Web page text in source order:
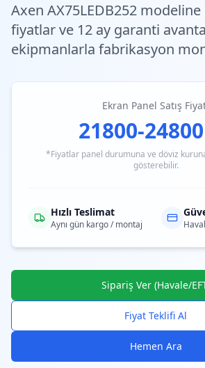
Axen AX75LEDB252 modeline
fiyatlarve 12 ay garanti
ekipmanlarla fabrikasyon
Ekran Panel Satış
21800-
*Fiyatlar panel durumuna ve döviz
gösterebilir.
Hızlı Teslimat
Aynı gün kargo / montaj
Sipariş Ver (Havale/
Fiyat Teklifi Al
Hemen Ara